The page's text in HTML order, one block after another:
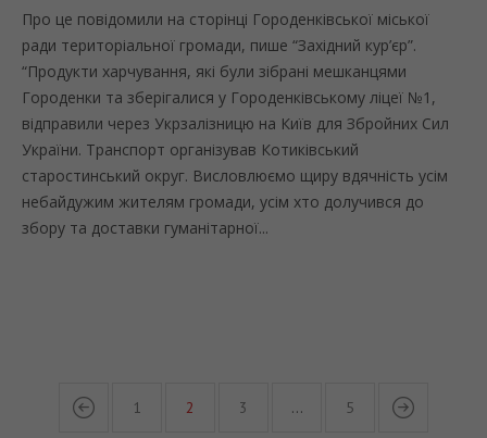
Про це повідомили на сторінці Городенківської міської
ради територіальної громади, пише “Західний кур’єр”.
“Продукти харчування, які були зібрані мешканцями
Городенки та зберігалися у Городенківському ліцеї №1,
відправили через Укрзалізницю на Київ для Збройних Сил
України. Транспорт організував Котиківський
старостинський округ. Висловлюємо щиру вдячність усім
небайдужим жителям громади, усім хто долучився до
збору та доставки гуманітарної...
1 2 3 … 5